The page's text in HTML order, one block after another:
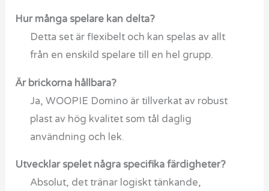
Hur många spelare kan delta?
Detta set är flexibelt och kan spelas av allt
från en enskild spelare till en hel grupp.
Är brickorna hållbara?
Ja, WOOPIE Domino är tillverkat av robust
plast av hög kvalitet som tål daglig
användning och lek.
Utvecklar spelet några specifika färdigheter?
Absolut, det tränar logiskt tänkande,